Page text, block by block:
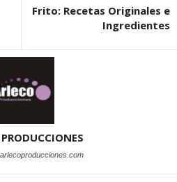
Frito: Recetas Originales e
Ingredientes